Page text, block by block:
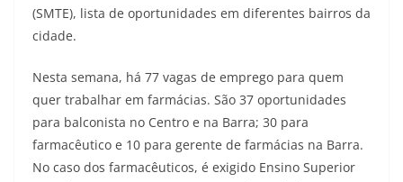
(SMTE), lista de oportunidades em diferentes bairros da
cidade.
Nesta semana, há 77 vagas de emprego para quem
quer trabalhar em farmácias. São 37 oportunidades
para balconista no Centro e na Barra; 30 para
farmacêutico e 10 para gerente de farmácias na Barra.
No caso dos farmacêuticos, é exigido Ensino Superior